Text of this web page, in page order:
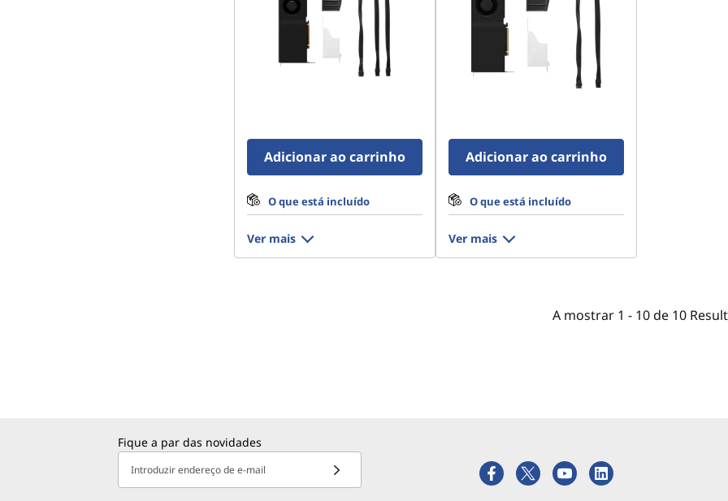
Adicionar ao carrinho
O que está incluído
Ver mais
Adicionar ao carrinho
O que está incluído
Ver mais
A mostrar1 - 10 de 10
Fique a par das novidades
Introduzir endereço de e-mail